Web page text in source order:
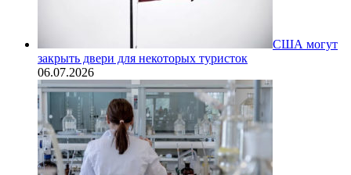
США могут
закрыть двери для некоторых туристок
06.07.2026